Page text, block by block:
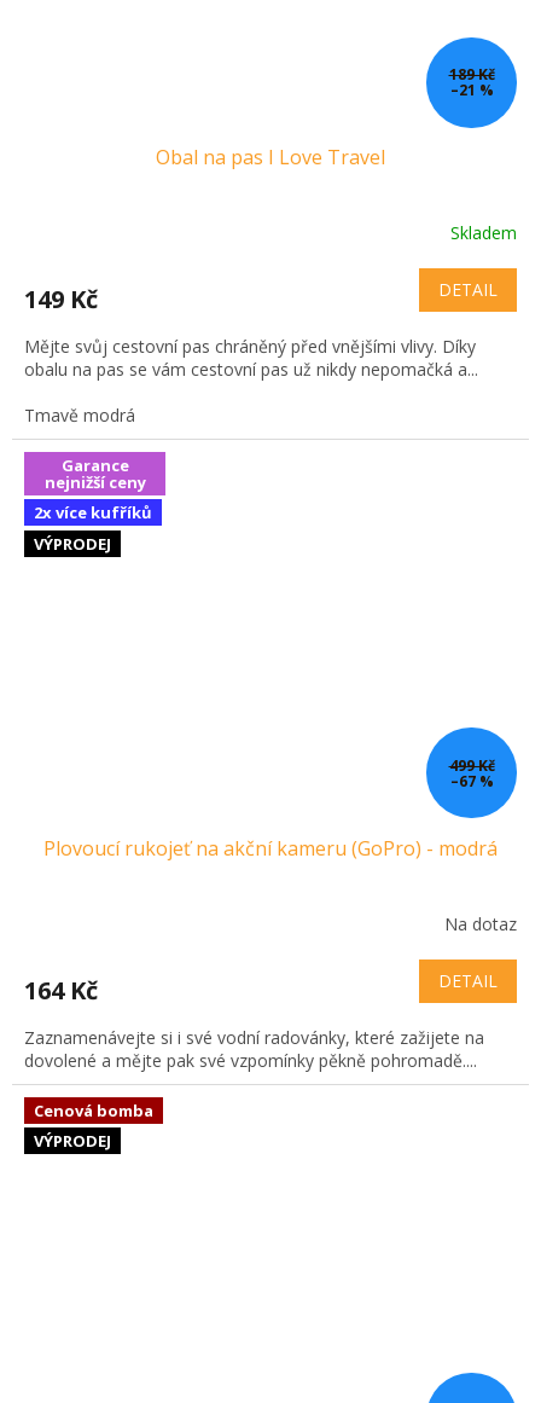
189 Kč
–21 %
Obal na pas I Love Travel
Skladem
149 Kč DETAIL
Mějte svůj cestovní pas chráněný před vnějšími vlivy. Díky
obalu na pas se vám cestovní pas už nikdy nepomačká a...
Tmavě modrá
Garance
nejnižší ceny
2x více kufříků
VÝPRODEJ
499 Kč
–67 %
Plovoucí rukojeť na akční kameru (GoPro) - modrá
Na dotaz
164 Kč DETAIL
Zaznamenávejte si i své vodní radovánky, které zažijete na
dovolené a mějte pak své vzpomínky pěkně pohromadě....
Cenová bomba
VÝPRODEJ